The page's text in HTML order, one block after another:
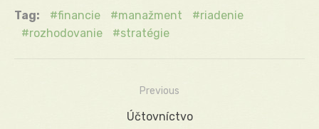
Tag: financie manažment
riadenie
rozhodovanie
stratégie
Previous
Previous
Účtovníctvo